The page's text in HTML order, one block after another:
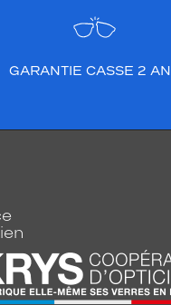
GARANTIE CASSE 2